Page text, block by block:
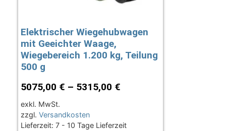
Elektrischer Wiegehubwagen
mit Geeichter Waage,
Wiegebereich 1.200 kg, Teilung
500 g
5075,00 € – 5315,00 €
exkl. MwSt.
zzgl. Versandkosten
Lieferzeit: 7 - 10 Tage Lieferzeit